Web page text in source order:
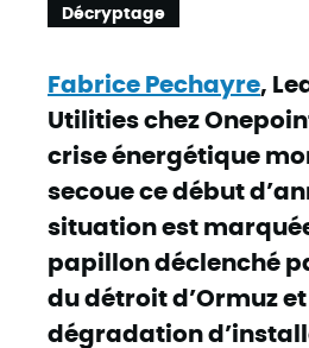
Décryptage
‌Fabrice Pechayre,
Utilities chez
crise énergétique
secoue ce début
situation est
papillon déclenché
du détroit d’Ormuz
dégradation